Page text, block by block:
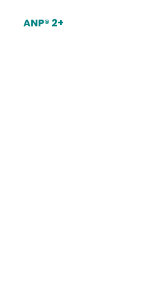
ANP® 2+